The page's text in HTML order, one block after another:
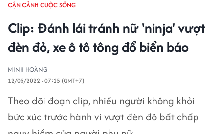
CẬN CẢNH CUỘC SỐNG
Clip: Đánh lái tránh nữ 'ninja' vượt
đèn đỏ, xe ô tô tông đổ biển báo
MINH HOÀNG
12/05/2022 - 07:15 (GMT+7)
Theo dõi đoạn clip, nhiều người không khỏi
bức xúc trước hành vi vượt đèn đỏ bất chấp